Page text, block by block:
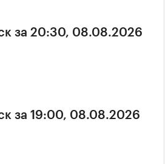
за 20:30, 08.08.2026
за 19:00, 08.08.2026